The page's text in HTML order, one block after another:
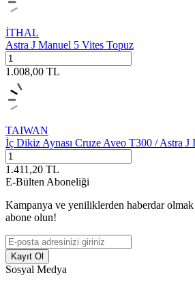
İTHAL
Astra J Manuel 5 Vites Topuz
1.008,00 TL
TAIWAN
İç Dikiz Aynası Cruze Aveo T300 / Astra J
1.411,20 TL
E-Bülten Aboneliği
Kampanya ve yeniliklerden haberdar
abone olun!
Kayıt Ol
Sosyal Medya